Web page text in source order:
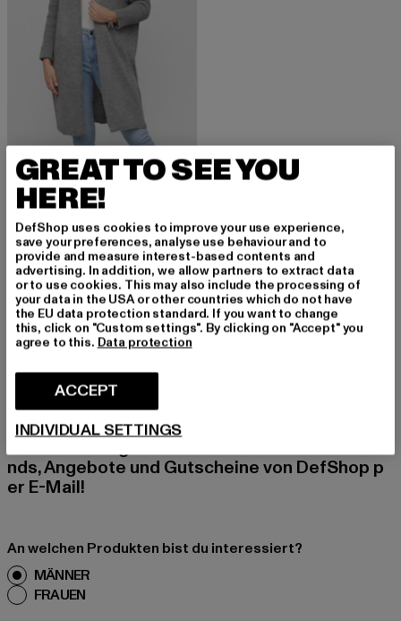
CLOUD5IVE
Longform knit cardigan with hood
EUR 35,99
Derzeitiger Preis: EUR 35,99
EUR 49,99
MELDE DICH AN, UM
INSPIRIERT ZU BLEI
BEN!
Melde dich hier für unseren Newsletter an und
erhalte künftig Informationen über aktuelle Tre
nds, Angebote und Gutscheine von DefShop p
er E-Mail!
An welchen Produkten bist du interessiert?
MÄNNER
FRAUEN
GREAT TO SEE YOU
HERE!
DefShop uses cookies to improve your use experience,
save your preferences, analyse use behaviour and to
provide and measure interest-based contents and
advertising. In addition, we allow partners to extract data
or to use cookies. This may also include the processing of
your data in the USA or other countries which do not have
the EU data protection standard. If you want to change
this, click on "Custom settings". By clicking on "Accept" you
agree to this. Data protection
ACCEPT
INDIVIDUAL SETTINGS